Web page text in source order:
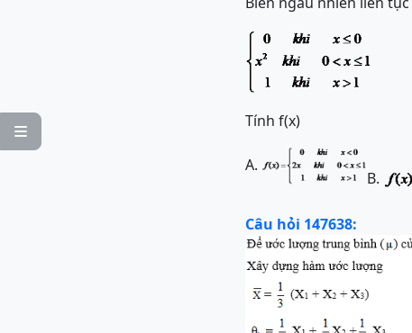

Tính f(x)
A.
B.
Câu hỏi 147638: